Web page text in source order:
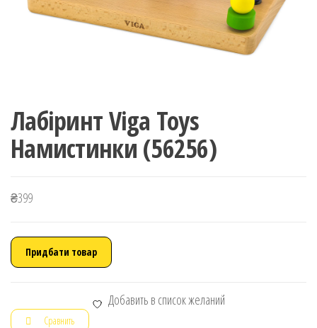
Лабіринт Viga Toys
Намистинки (56256)
₴399
Придбати товар
Добавить в список желаний
Сравнить